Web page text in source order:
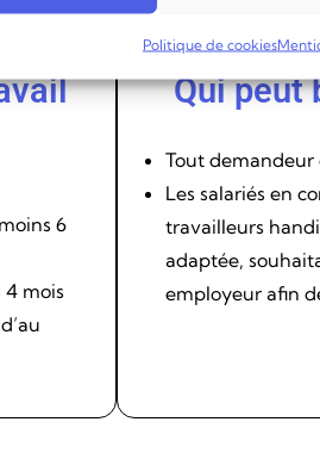
Politique de cookies
6
4 mois
Qui peut
Tout demandeur
Les salariés en
travailleurs
adaptée,
employeur afin